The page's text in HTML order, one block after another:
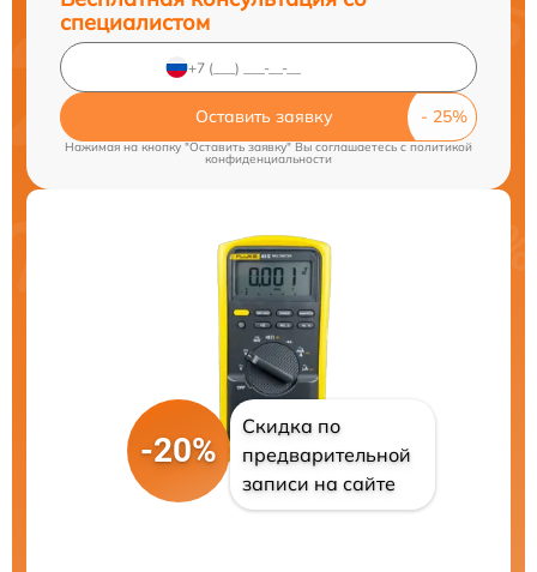
специалистом
Оставить заявку
Нажимая на кнопку "Оставить заявку" Вы соглашаетесь cполитикой
конфиденциальности
-20%
Скидка по
предварительной
записи на сайте